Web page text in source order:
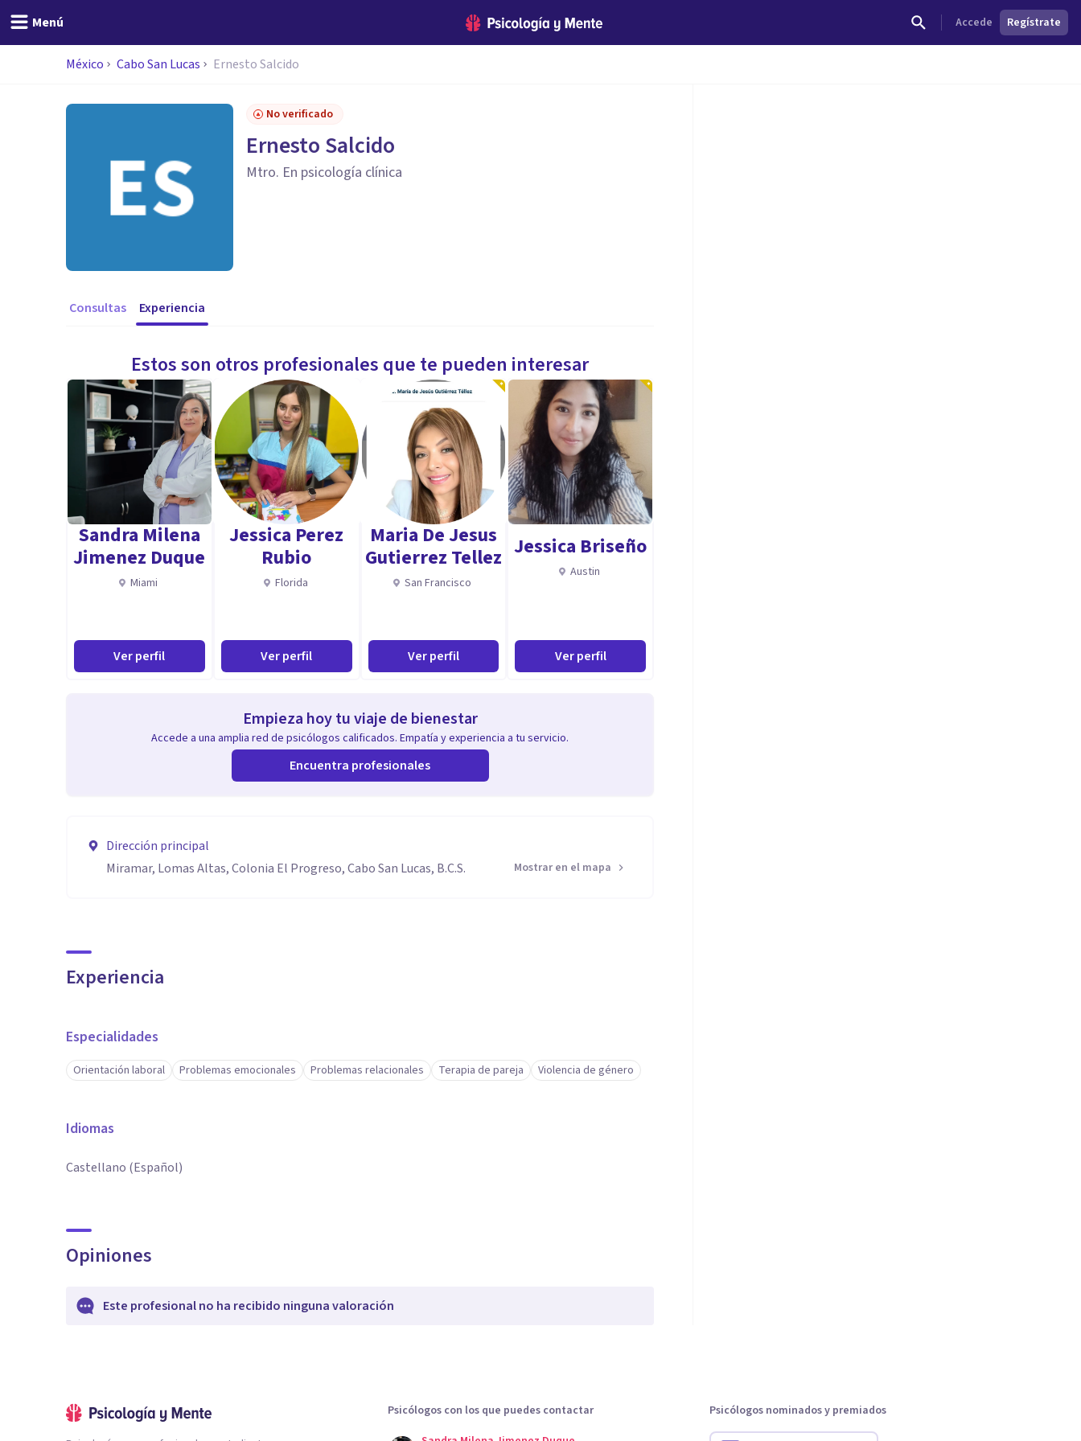
Menú Accede Regístrate
México Cabo San Lucas Ernesto Salcido
No verificado
Ernesto Salcido
Mtro. En psicología clínica
Consultas Experiencia
Estos son otros profesionales que te pueden interesar
Sandra Milena
Jimenez Duque
Miami
Ver perfil
Jessica Perez
Rubio
Florida
Ver perfil
Maria De Jesus
Gutierrez Tellez
San Francisco
Ver perfil
Jessica Briseño
Austin
Ver perfil
Empieza hoy tu viaje de bienestar
Accede a una amplia red de psicólogos calificados. Empatía y experiencia a tu servicio.
Encuentra profesionales
Dirección principal
Miramar, Lomas Altas, Colonia El Progreso, Cabo San Lucas, B.C.S.
Mostrar en el mapa
Experiencia
Especialidades
Orientación laboral Problemas emocionales Problemas relacionales Terapia de pareja Violencia de género
Idiomas
Castellano (Español)
Opiniones
Este profesional no ha recibido ninguna valoración
Psicólogos con los que puedes contactar
Psicólogos nominados y premiados